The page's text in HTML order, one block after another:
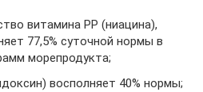
витамина РР (ниацина),
77,5% суточной нормы в
морепродукта;
восполняет 40% нормы;